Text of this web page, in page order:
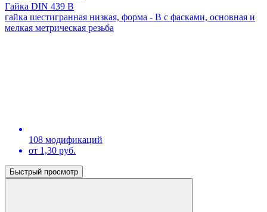
Гайка DIN 439 В
гайка шестигранная низкая, форма - В с фасками, основная и
мелкая метрическая резьба
108 модификаций
от 1,30 руб.
Быстрый просмотр